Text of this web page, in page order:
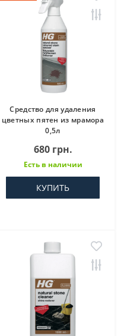
Средство для удаления
цветных пятен из мрамора
0,5л
680 грн.
Есть в наличии
КУПИТЬ